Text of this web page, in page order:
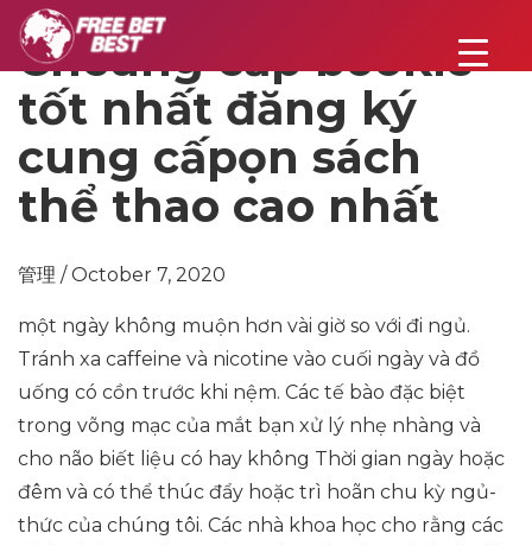
Chcung cấp bookie
tốt nhất đăng ký
cung cấpọn sách
thể thao cao nhất
管理 / October 7, 2020
một ngày không muộn hơn vài giờ so với đi ngủ.
Tránh xa caffeine và nicotine vào cuối ngày và đồ
uống có cồn trước khi nệm. Các tế bào đặc biệt
trong võng mạc của mắt bạn xử lý nhẹ nhàng và
cho não biết liệu có hay không Thời gian ngày hoặc
đêm và có thể thúc đẩy hoặc trì hoãn chu kỳ ngủ-
thức của chúng tôi. Các nhà khoa học cho rằng các